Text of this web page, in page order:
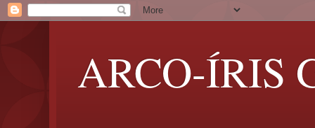
ARCO-ÍRIS